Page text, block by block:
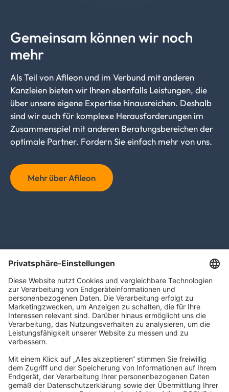
Gemeinsam können wir noch
mehr
Als Teil von Afileon und im Verbund mit anderen
Kanzleien bieten wir Ihnen ebenfalls Leistungen, die
über unsere eigene Expertise hinausreichen. Deshalb
sind wir auch für komplexe Herausforderungen im
Zusammenspiel mit anderen Beratungsbereichen der
optimale Partner. Fordern Sie einfach mehr von uns.
Mehr über Afileon
navigator Gruppe
Carl-Bertelsmann-Straße 29
33332 Gütersloh
kontakt@navigator-gruppe.de
Impressum
Datenschutz